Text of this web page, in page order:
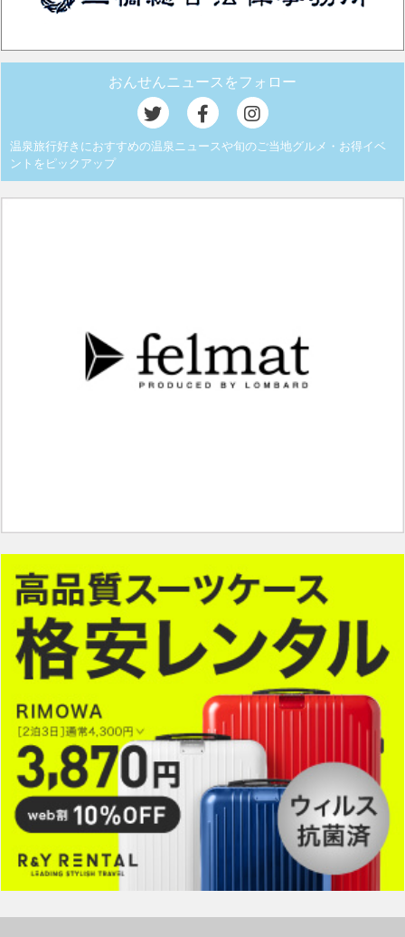
おんせんニュースをフォロー
温泉旅行好きにおすすめの温泉ニュースや旬のご当地グルメ・お得イベ
ントをピックアップ